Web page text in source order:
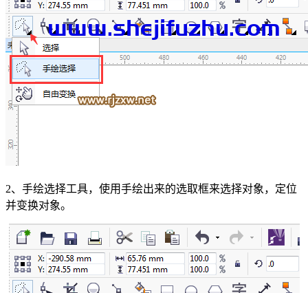
2、手绘选择工具，使用手绘出来的选取框来选择对象，定位
并变换对象。